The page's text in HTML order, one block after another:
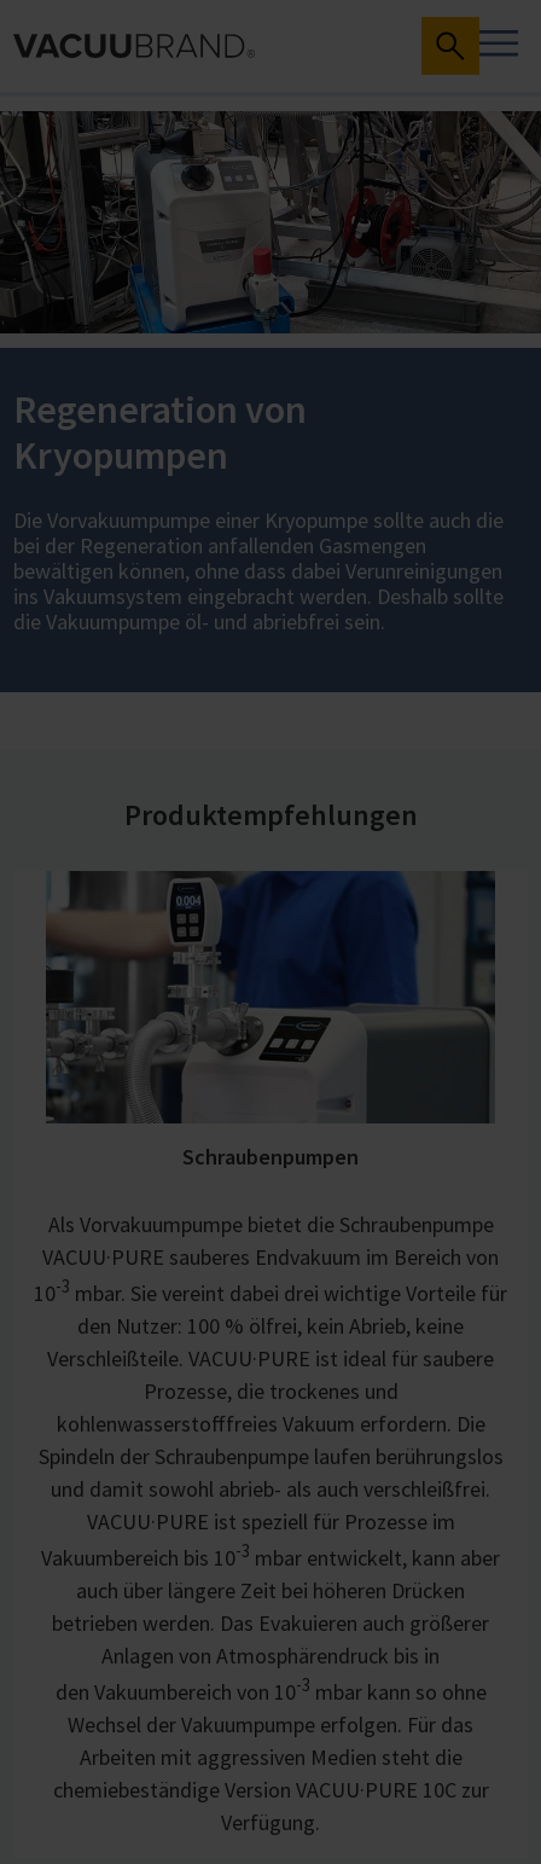
Regeneration von
Kryopumpen
Die Vorvakuumpumpe einer Kryopumpe sollte auch die
bei der Regeneration anfallenden Gasmengen
bewältigen können, ohne dass dabei Verunreinigungen
ins Vakuumsystem eingebracht werden. Deshalb sollte
die Vakuumpumpe öl- und abriebfrei sein.
Produktempfehlungen
Schraubenpumpen
Als Vorvakuumpumpe bietet die Schraubenpumpe
VACUU·PURE sauberes Endvakuum im Bereich von
10-3 mbar. Sie vereint dabei drei wichtige Vorteile für
den Nutzer: 100 % ölfrei, kein Abrieb, keine
Verschleißteile. VACUU·PURE ist ideal für saubere
Prozesse, die trockenes und
kohlenwasserstofffreies Vakuum erfordern. Die
Spindeln der Schraubenpumpe laufen berührungslos
und damit sowohl abrieb- als auch verschleißfrei.
VACUU·PURE ist speziell für Prozesse im
Vakuumbereich bis 10-3 mbar entwickelt, kann aber
auch über längere Zeit bei höheren Drücken
betrieben werden. Das Evakuieren auch größerer
Anlagen von Atmosphärendruck bis in
den Vakuumbereich von 10-3 mbar kann so ohne
Wechsel der Vakuumpumpe erfolgen. Für das
Arbeiten mit aggressiven Medien steht die
chemiebeständige Version VACUU·PURE 10C zur
Verfügung.